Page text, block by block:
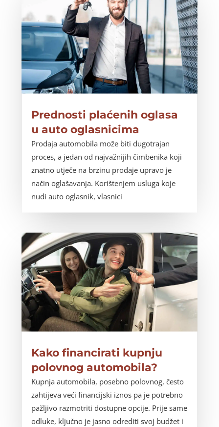
Prednosti plaćenih oglasa
u auto oglasnicima
Prodaja automobila može biti dugotrajan
proces, a jedan od najvažnijih čimbenika koji
znatno utječe na brzinu prodaje upravo je
način oglašavanja. Korištenjem usluga koje
nudi auto oglasnik, vlasnici
Kako financirati kupnju
polovnog automobila?
Kupnja automobila, posebno polovnog, često
zahtijeva veći financijski iznos pa je potrebno
pažljivo razmotriti dostupne opcije. Prije same
odluke, ključno je jasno odrediti svoj budžet i